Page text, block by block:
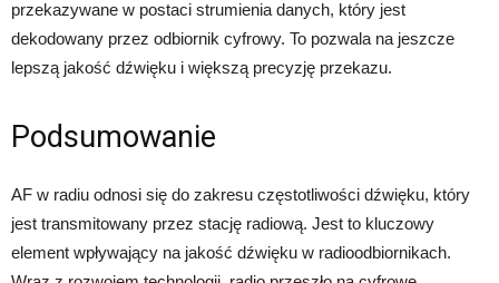
przekazywane w postaci strumienia danych, który jest
dekodowany przez odbiornik cyfrowy. To pozwala na jeszcze
lepszą jakość dźwięku i większą precyzję przekazu.
Podsumowanie
AF w radiu odnosi się do zakresu częstotliwości dźwięku, który
jest transmitowany przez stację radiową. Jest to kluczowy
element wpływający na jakość dźwięku w radioodbiornikach.